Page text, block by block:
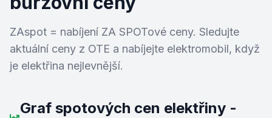
si naše
ZAspot = nabíjení ZA SPOTové ceny. Sledujte
aktuální ceny z OTE a nabíjejte elektromobil, když
je elektřina nejlevnější.
Graf spotových cen elektřiny -